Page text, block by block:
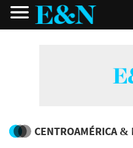
CENTROAMÉRICA &